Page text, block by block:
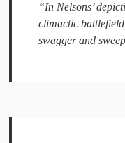
“In Nelsons’
climactic
swagger and